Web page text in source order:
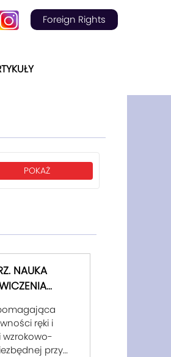
Foreign Rights
NAUKA
ręki i
przy